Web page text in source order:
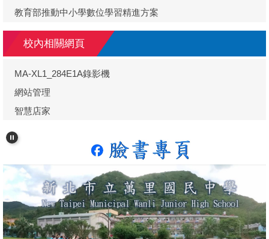
教育部推動中小學數位學習精進方案
校內相關網頁
MA-XL1_284E1A錄影機
網站管理
智慧店家